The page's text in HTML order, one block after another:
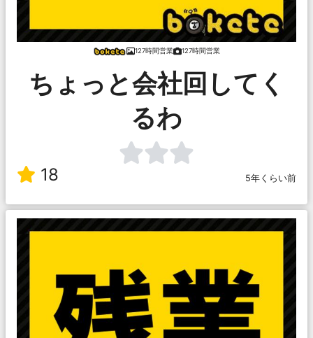
127時間営業 127時間営業
ちょっと会社回してく
るわ
18 5年くらい前